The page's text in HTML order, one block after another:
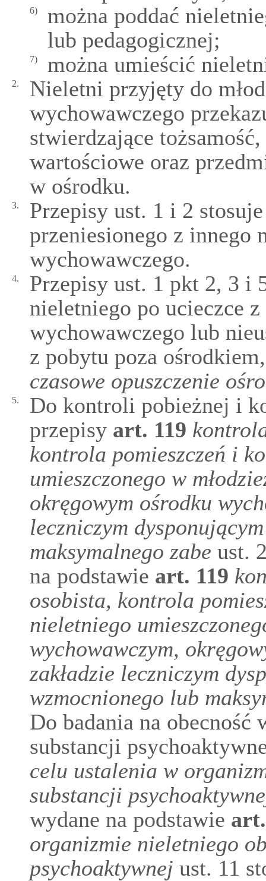
6)
można poddać
lub pedagogicznej;
7) można umieścić
2.
Nieletni przyjęty do
wychowawczego
stwierdzające
wartościowe oraz
w ośrodku.
3.
Przepisy ust. 1 i 2
przeniesionego z innego
wychowawczego.
4.
Przepisy ust. 1 pkt 2, 3 i
nieletniego po ucieczce
wychowawczego lub
z pobytu poza
czasowe opuszczenie
5.
Do kontroli pobieżnej i
przepisy art. 119
kontrola pomieszczeń i
umieszczonego w
okręgowym ośrodku
leczniczym
maksymalnego zabe ust.
na podstawie art. 119
osobista, kontrola
nieletniego
wychowawczym,
zakładzie leczniczym
wzmocnionego lub
Do badania na
substancji
celu ustalenia w
substancji
wydane na podstawie
organizmie nieletniego
psychoaktywnej ust. 11